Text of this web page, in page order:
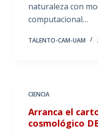
naturaleza con
computacional…
TALENTO-CAM-UAM
CIENCIA
Arranca el
cosmológico